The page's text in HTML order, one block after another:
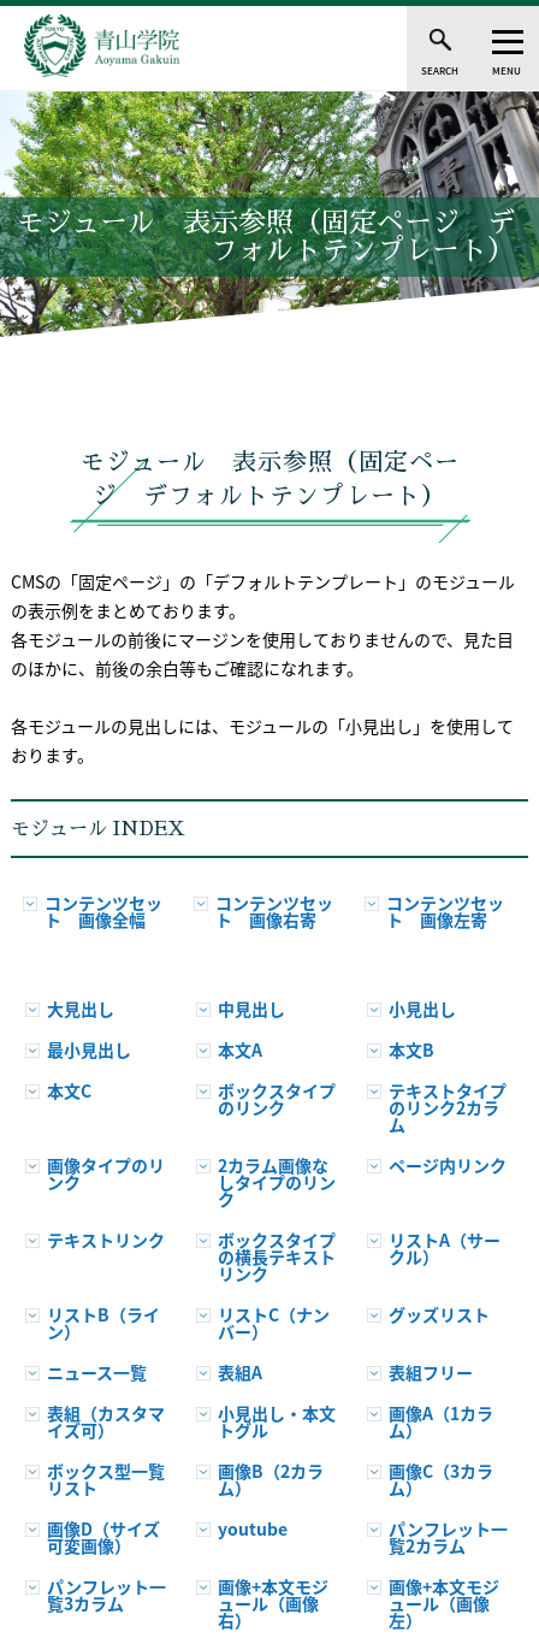
SEARCH MENU
モジュール 表示参照（固定ページ デ
フォルトテンプレート）
モジュール 表示参照（固定ペー
ジ デフォルトテンプレート）
CMSの「固定ページ」の「デフォルトテンプレート」のモジュール
の表示例をまとめております。
各モジュールの前後にマージンを使用しておりませんので、見た目
のほかに、前後の余白等もご確認になれます。
各モジュールの見出しには、モジュールの「小見出し」を使用して
おります。
モジュール INDEX
コンテンツセッ
ト 画像全幅
コンテンツセッ
ト 画像右寄
コンテンツセッ
ト 画像左寄
大見出し 中見出し
小見出し
最小見出し
本文A
本文B
本文C
ボックスタイプ
のリンク
テキストタイプ
のリンク2カラ
ム
画像タイプのリ
ンク
2カラム画像な
しタイプのリン
ク
ページ内リンク
テキストリンク ボックスタイプ
の横長テキスト
リンク
リストA（サー
クル）
リストB（ライ
ン）
リストC（ナン
バー）
グッズリスト
ニュース一覧 表組A
表組フリー
表組（カスタマ
イズ可）
小見出し・本文
トグル
画像A（1カラ
ム）
ボックス型一覧
リスト
画像B（2カラ
ム）
画像C（3カラ
ム）
画像D（サイズ
可変画像）
youtube パンフレット一
覧2カラム
パンフレット一
覧3カラム
画像+本文モジ
ュール（画像
右）
画像+本文モジ
ュール（画像
左）